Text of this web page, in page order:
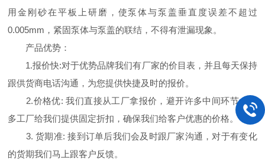
用金刚砂在平板上研磨，使泵体与泵盖垂直度误差不超过
0.005mm，紧固泵体与泵盖的联结，不得有泄漏现象。
产品优势：
1.报价快:对于优势品牌我们有厂家的价目表，并且每天保持
跟供货商电话沟通，为您提供快捷及时的报价。
2.价格优: 我们直接从工厂拿报价，避开许多中间环节，许
多工厂给我们提供固定折扣，确保我们给客户优惠的价格。
3. 货期准: 接到订单后我们会及时跟厂家沟通，对于有变化
的货期我们马上跟客户反馈。